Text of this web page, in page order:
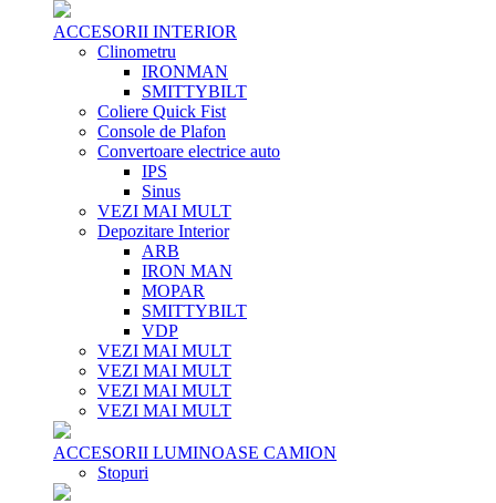
ACCESORII INTERIOR
Clinometru
IRONMAN
SMITTYBILT
Coliere Quick Fist
Console de Plafon
Convertoare electrice auto
IPS
Sinus
VEZI MAI MULT
Depozitare Interior
ARB
IRON MAN
MOPAR
SMITTYBILT
VDP
VEZI MAI MULT
VEZI MAI MULT
VEZI MAI MULT
VEZI MAI MULT
ACCESORII LUMINOASE CAMION
Stopuri